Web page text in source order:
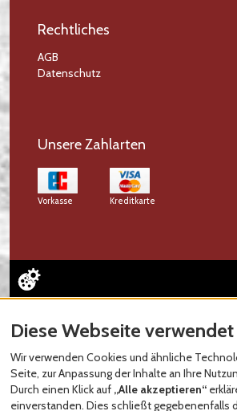
Rechtliches
AGB
Datenschutz
Unsere Zahlarten
Vorkasse Kreditkarte
Diese Webseite verwendet
Wir verwenden Cookies und ähnliche
Seite, zur Anpassung der Inhalte an Ihre
Durch einen Klick auf „Alle akzeptieren“
einverstanden. Dies schließt gegebenenfalls